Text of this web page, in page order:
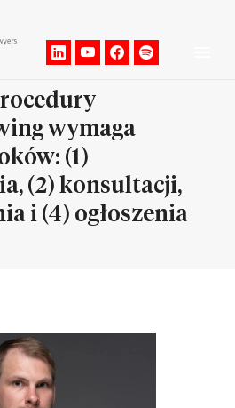
wymaga
(1)
(2) konsultacji,
i (4) ogłoszenia